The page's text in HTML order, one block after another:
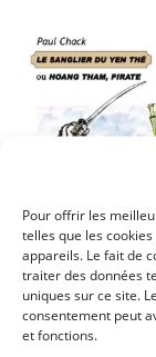
Pour offrir les
telles que les
appareils. Le fait de
traiter des données
uniques sur ce site.
consentement peut
et fonctions.